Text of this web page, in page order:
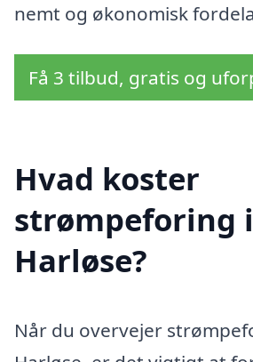
nemt og økonomisk
Få 3 tilbud, gratis og
Hvad koster
strømpeforing
Harløse?
Når du overvejer